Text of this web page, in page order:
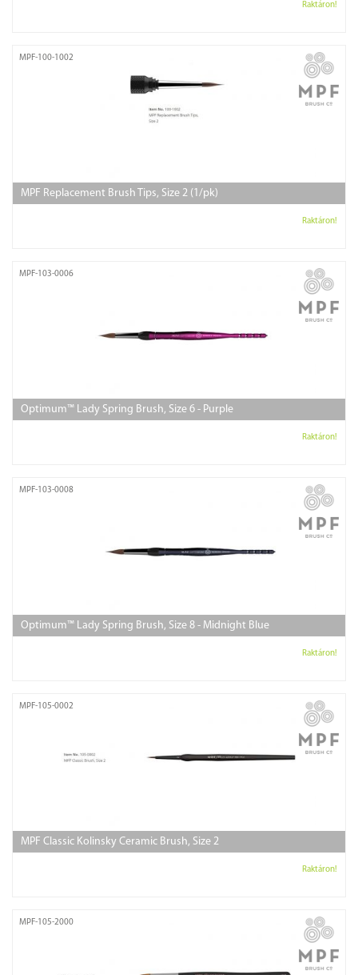
Raktáron!
MPF-100-1002
MPF Replacement Brush Tips, Size 2 (1/pk)
Raktáron!
MPF-103-0006
Optimum™ Lady Spring Brush, Size 6 - Purple
Raktáron!
MPF-103-0008
Optimum™ Lady Spring Brush, Size 8 - Midnight Blue
Raktáron!
MPF-105-0002
MPF Classic Kolinsky Ceramic Brush, Size 2
Raktáron!
MPF-105-2000